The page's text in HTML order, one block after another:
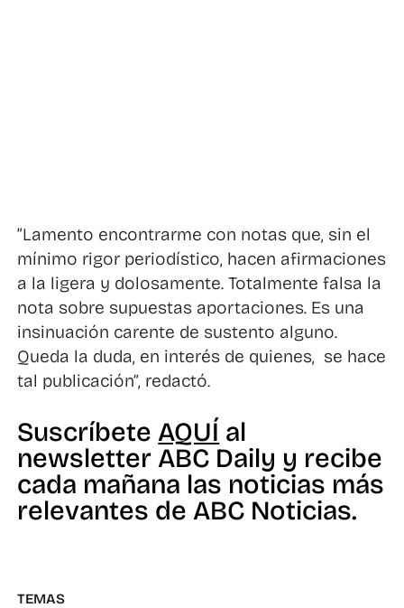
“Lamento encontrarme con notas que, sin el
mínimo rigor periodístico, hacen afirmaciones
a la ligera y dolosamente. Totalmente falsa la
nota sobre supuestas aportaciones. Es una
insinuación carente de sustento alguno.
Queda la duda, en interés de quienes, se hace
tal publicación”, redactó.
SuscríbeteAQUÍ al
newsletter ABC Daily y recibe
cada mañana las noticias más
relevantes de ABC Noticias.
TEMAS